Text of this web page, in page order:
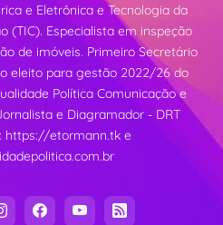
e Eletrônica e Tecnologia da
(TIC). Especialista em inspeção
de imóveis. Primeiro Secretário
eleito para gestão 2022/26 do
Política Comunicação e
e Diagramador - DRT
https://etormann.tk e